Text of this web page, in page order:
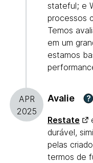
stateful; e
processos
Temos
em um
estamos
APR
2025
Avalie ?
Restate
durável,
pelas
termos de